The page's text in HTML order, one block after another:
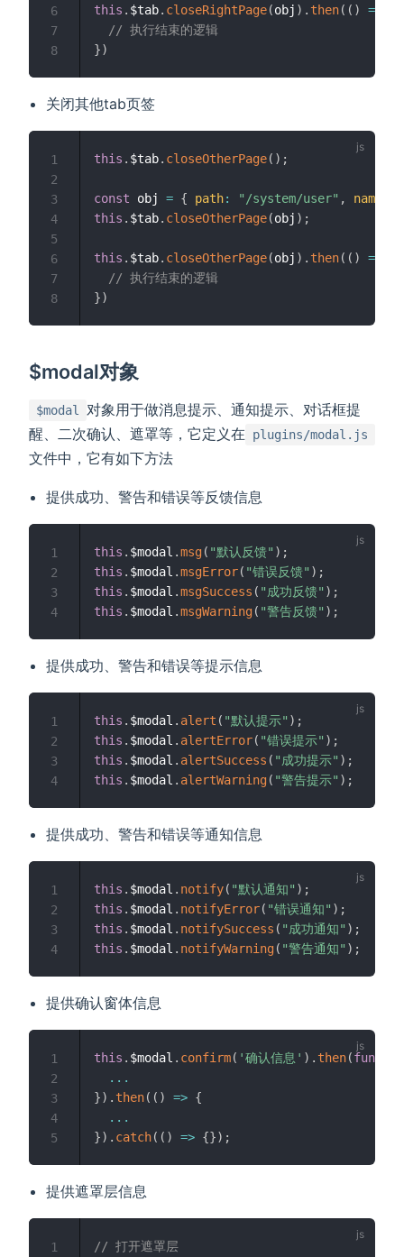
this . $tab. closeRightPage(obj ) . then( ( ) =>
// 执行结束的逻辑
})
6
7
8
关闭其他tab页签
this . $tab. closeOtherPage( ) ;
const obj = { path: "/system/user" , name
this . $tab. closeOtherPage(obj ) ;
this . $tab. closeOtherPage(obj ) . then( ( ) =>
// 执行结束的逻辑
})
1
2
3
4
5
6
7
8
$modal对象
$modal
对象用于做消息提示、通知提示、对话框提
醒、二次确认、遮罩等，它定义在
plugins/modal.js
文件中，它有如下方法
提供成功、警告和错误等反馈信息
this . $modal .msg( "默认反馈" ) ;
this . $modal .msgError( "错误反馈" ) ;
this . $modal .msgSuccess ( "成功反馈" ) ;
this . $modal .msgWarning( "警告反馈" ) ;
1
2
3
4
提供成功、警告和错误等提示信息
this . $modal . alert ( "默认提示" ) ;
this . $modal . alertError( "错误提示" ) ;
this . $modal . alertSuccess ( "成功提示" ) ;
this . $modal . alertWarning( "警告提示" ) ;
1
2
3
4
提供成功、警告和错误等通知信息
this . $modal . notify( "默认通知" ) ;
this . $modal . notifyError( "错误通知" ) ;
this . $modal . notifySuccess ( "成功通知" ) ;
this . $modal . notifyWarning( "警告通知" ) ;
1
2
3
4
提供确认窗体信息
this . $modal . confirm( '确认信息' ) . then(
...
}) . then( ( ) => {
...
}) . catch( ( ) => {}) ;
1
2
3
4
5
提供遮罩层信息
// 打开遮罩层
1